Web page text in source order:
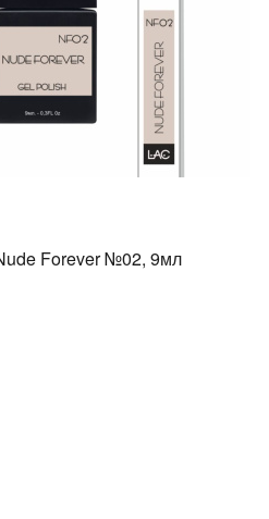
Forever №02, 9мл